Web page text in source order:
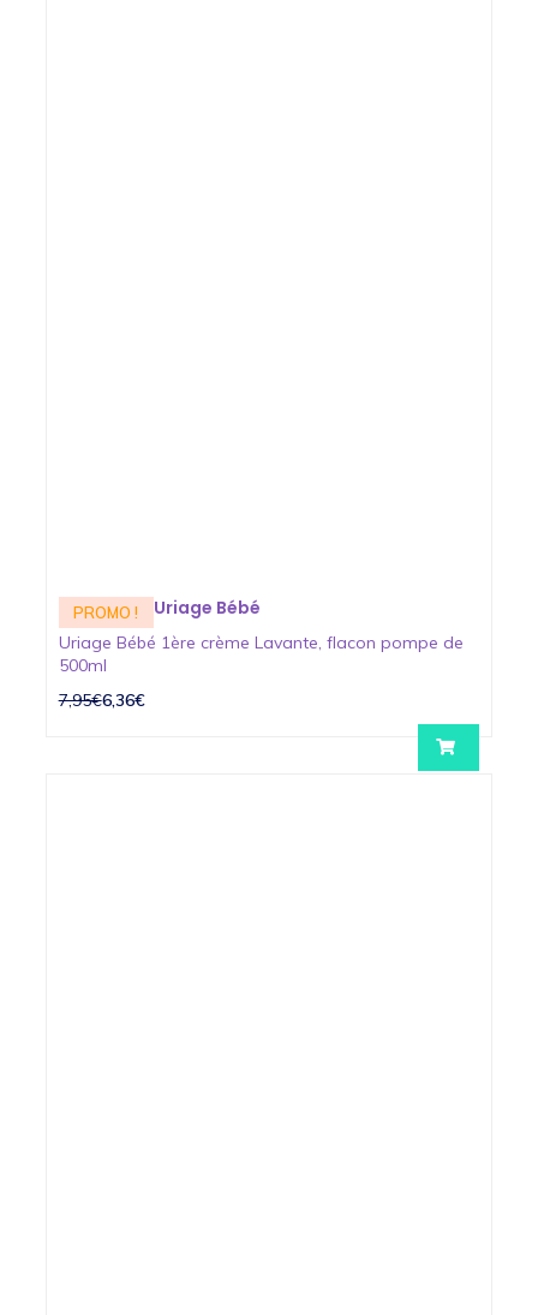
PROMO ! Uriage Bébé
Uriage Bébé 1ère crème Lavante, flacon pompe de
500ml
7,95€6,36€